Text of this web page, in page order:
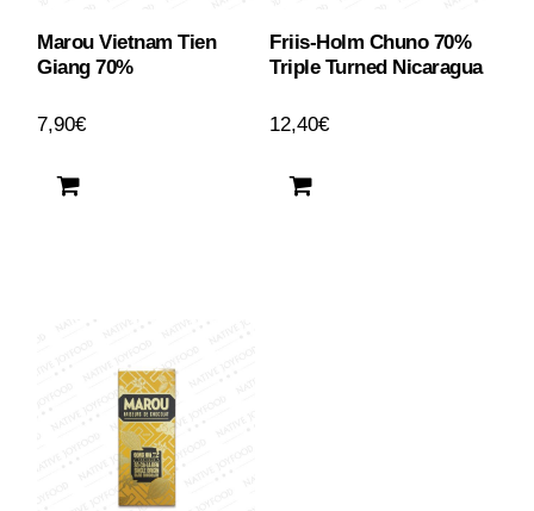
Marou Vietnam Tien
Giang 70%
7,90€
Friis-Holm Chuno 70%
Triple Turned Nicaragua
12,40€